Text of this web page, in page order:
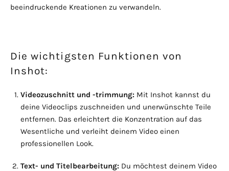
beeindruckende Kreationen zu verwandeln.
Die wichtigsten Funktionen von
Inshot:
Videozuschnitt und -trimmung: Mit Inshot kannst du
deine Videoclips zuschneiden und unerwünschte Teile
entfernen. Das erleichtert die Konzentration auf das
Wesentliche und verleiht deinem Video einen
professionellen Look.
Text- und Titelbearbeitung: Du möchtest deinem Video